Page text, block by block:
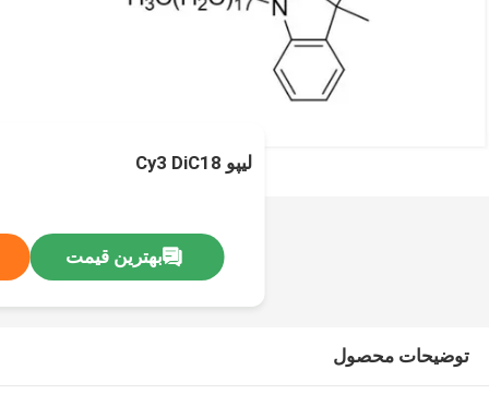
لیپو Cy3 DiC18
بهترین قیمت
توضیحات محصول